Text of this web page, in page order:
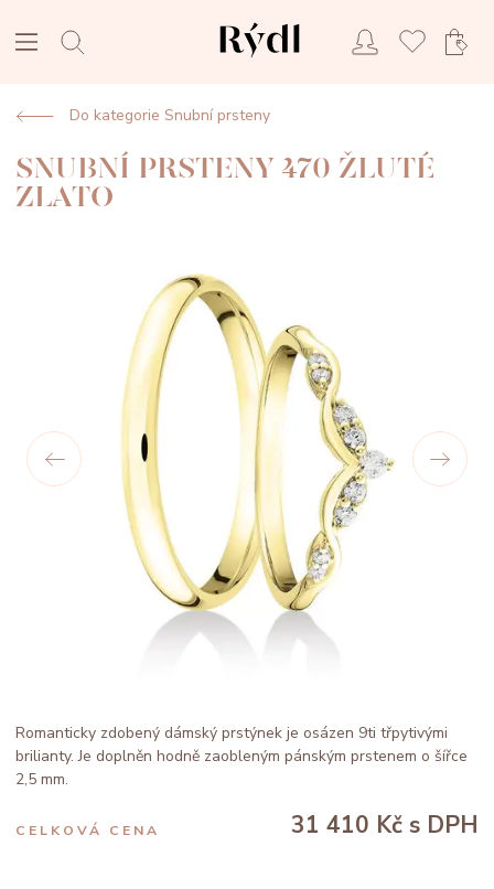
Do kategorie Snubní prsteny
SNUBNÍ PRSTENY 470 ŽLUTÉ
ZLATO
Romanticky zdobený dámský prstýnek je osázen 9ti třpytivými
brilianty. Je doplněn hodně zaobleným pánským prstenem o šířce
2,5 mm.
CELKOVÁ CENA 31 410 Kč s DPH